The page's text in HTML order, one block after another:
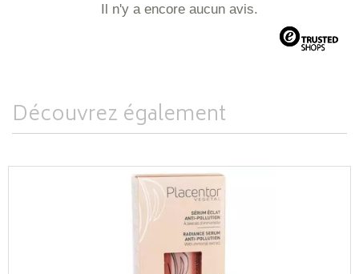
Il n'y a encore aucun avis.
Découvrez également